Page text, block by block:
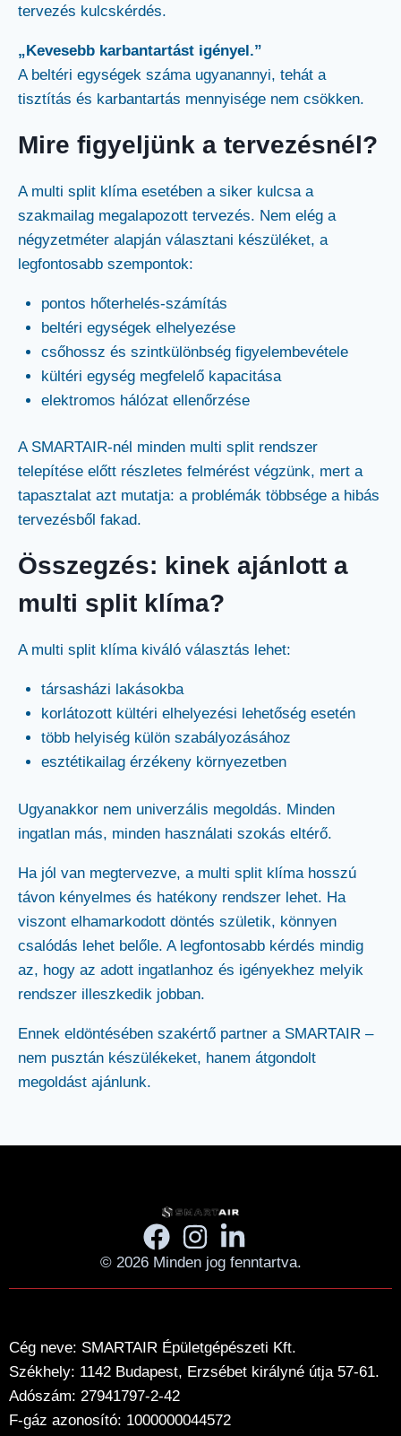
tervezés kulcskérdés.
„Kevesebb karbantartást igényel.”
A beltéri egységek száma ugyanannyi, tehát a
tisztítás és karbantartás mennyisége nem csökken.
Mire figyeljünk a tervezésnél?
A multi split klíma esetében a siker kulcsa a
szakmailag megalapozott tervezés. Nem elég a
négyzetméter alapján választani készüléket, a
legfontosabb szempontok:
pontos hőterhelés-számítás
beltéri egységek elhelyezése
csőhossz és szintkülönbség figyelembevétele
kültéri egység megfelelő kapacitása
elektromos hálózat ellenőrzése
A SMARTAIR-nél minden multi split rendszer
telepítése előtt részletes felmérést végzünk, mert a
tapasztalat azt mutatja: a problémák többsége a hibás
tervezésből fakad.
Összegzés: kinek ajánlott a
multi split klíma?
A multi split klíma kiváló választás lehet:
társasházi lakásokba
korlátozott kültéri elhelyezési lehetőség esetén
több helyiség külön szabályozásához
esztétikailag érzékeny környezetben
Ugyanakkor nem univerzális megoldás. Minden
ingatlan más, minden használati szokás eltérő.
Ha jól van megtervezve, a multi split klíma hosszú
távon kényelmes és hatékony rendszer lehet. Ha
viszont elhamarkodott döntés születik, könnyen
csalódás lehet belőle. A legfontosabb kérdés mindig
az, hogy az adott ingatlanhoz és igényekhez melyik
rendszer illeszkedik jobban.
Ennek eldöntésében szakértő partner a SMARTAIR –
nem pusztán készülékeket, hanem átgondolt
megoldást ajánlunk.
© 2026 Minden jog fenntartva.
Cég neve: SMARTAIR Épületgépészeti Kft.
Székhely: 1142 Budapest, Erzsébet királyné útja 57-61.
Adószám: 27941797-2-42
F-gáz azonosító: 1000000044572